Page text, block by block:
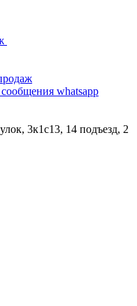
сообщения whatsapp
3к1с13, 14 подъезд, 2